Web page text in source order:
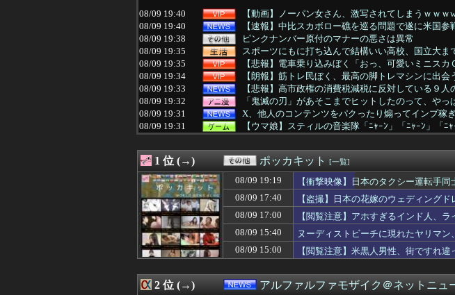
08/09 19:40
【動画】ノーパン女さん、激写されてしまうｗｗ
08/09 19:40
【速報】中比スカボロー礁を巡る問題で遂に米国
08/09 19:38
ピンクナンバー原付のマナーの悪さは異常
08/09 19:35
スポーツにもに打ち込んで結構いい高校、国立大ま
08/09 19:35
【悲報】電車乗り込みぼく「おっ、可愛いミニス
08/09 19:34
【朗報】筋トレ民ぼく、最高の脚トレマシンに出会
08/09 19:33
【悲報】高市政権の消費税減税に反対している９
08/09 19:32
「鬼滅の刃」があそこまでヒットしたのって、や
08/09 19:31
X、他人のコンテンツをパクったり煽ってインプ稼
08/09 19:31
【ウマ娘】スティルの音楽隊「ﾆｬｰﾝ」「ﾆｬｰﾝ」「ﾆｬ
08/09 19:30
【原神】オデット、星四武器の中だと何が良いのか
08/09 19:30
日本人がラーメンに1000円以上だすの渋る理由ガチ
08/09 19:30
【サッカー】日本代表MF佐野航大、オランダ王者
08/09 19:30
ちいかわがギリギリ勝ってそうなキャラクタービジ
08/09 19:29
旦那「母さんへの掃除機だよ」トメ「じゃあコトメ
08/09 19:29
長崎の語り部のお爺ちゃん(84)、学生に『日本も核
08/09 19:28
【日向坂46】歴代のグループ在籍日数ランキング
08/09 19:27
【悲報】FIFA会長、UEFAが許してくれなくて詰む
08/09 19:25
【悲報】アイドルグループ「...そして、消え逝くキ
08/09 19:25
【驚愕】医者「妊娠は難しい身体」彼女「うぅ…」
08/09 19:21
高市首相 子供のSNS年齢制限法案提出検討
1 位 (→) ポッカキット [一覧]
08/09 19:19
【衝撃映像】日本のタクシー運転手
08/09 17:40
【盗撮】日本の花嫁のウェディング
08/09 17:00
【閲覧注意】アホすぎるインド人、
08/09 15:40
ヌーディストビーチに現れたヤリマ
08/09 15:00
【閲覧注意】米黒人男性、街ですれ
2 位 (→) アルファルファモザイク＠ネットニュ